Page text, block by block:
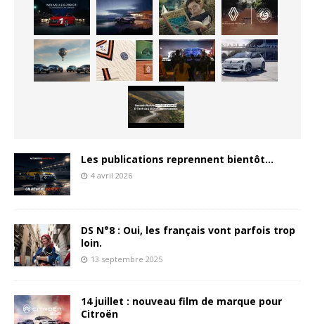
Les publications reprennent bientôt…
4 avril 2026
DS N°8 : Oui, les français vont parfois trop
loin.
13 septembre 2025
14 juillet : nouveau film de marque pour
Citroën